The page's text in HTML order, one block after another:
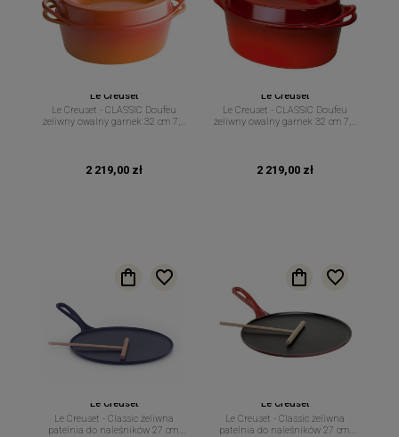
Le Creuset
Le Creuset - CLASSIC Doufeu
żeliwny owalny garnek 32 cm 7,2
2 219,00 zł
Le Creuset
Le Creuset - CLASSIC Doufeu
żeliwny owalny garnek 32 cm 7,2
2 219,00 zł
Le Creuset
Le Creuset - Classic żeliwna
patelnia do naleśników 27 cm.
Le Creuset
Le Creuset - Classic żeliwna
patelnia do naleśników 27 cm.